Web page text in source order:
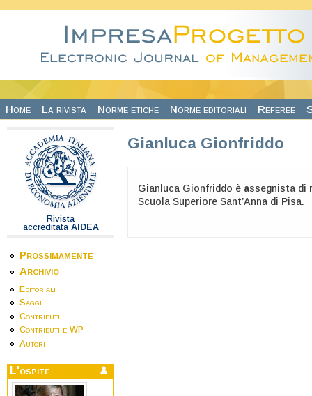
Home La rivista Norme etiche Norme editoriali Referee
Rivista
accreditata AIDEA
Prossimamente
Archivio
Editoriali
Saggi
Contributi
Contributi e WP
Autori
L'ospite
Gianluca Gionfriddo
Gianluca Gionfriddo è assegnista di
Scuola Superiore Sant’Anna di Pisa.